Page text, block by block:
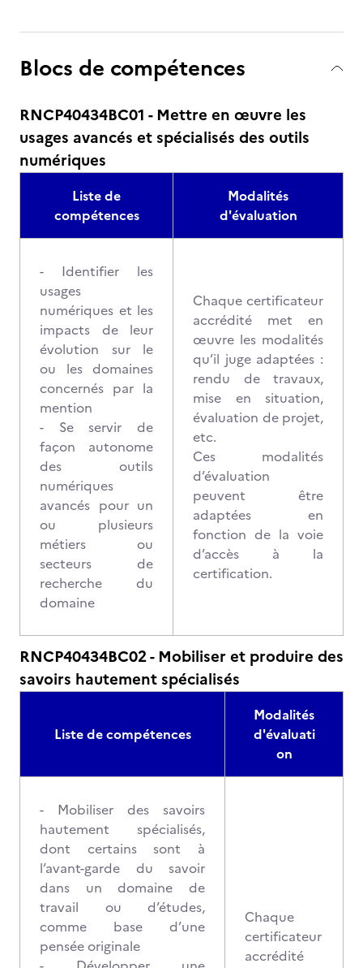
Blocs de compétences
RNCP40434BC01 - Mettre en œuvre les
usages avancés et spécialisés des outils
numériques
Liste de
compétences
Modalités
d'évaluation
- Identifier les
usages
numériques et les
impacts de leur
évolution sur le
ou les domaines
concernés par la
mention
- Se servir de
façon autonome
des outils
numériques
avancés pour un
ou plusieurs
métiers ou
secteurs de
recherche du
domaine
Chaque certificateur
accrédité met en
œuvre les modalités
qu’il juge adaptées :
rendu de travaux,
mise en situation,
évaluation de projet,
etc.
Ces modalités
d’évaluation
peuvent être
adaptées en
fonction de la voie
d’accès à la
certification.
RNCP40434BC02 - Mobiliser et produire des
savoirs hautement spécialisés
Liste de compétences
Modalités
d'évaluati
on
- Mobiliser des savoirs
hautement spécialisés,
dont certains sont à
l’avant-garde du savoir
dans un domaine de
travail ou d’études,
comme base d’une
pensée originale
Chaque
certificateur
accrédité